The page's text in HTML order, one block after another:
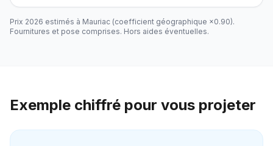
Prix 2026 estimés à Mauriac (coefficient géographique ×0.90).
Fournitures et pose comprises. Hors aides éventuelles.
Exemple chiffré pour vous projeter